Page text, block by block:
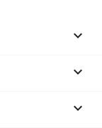


